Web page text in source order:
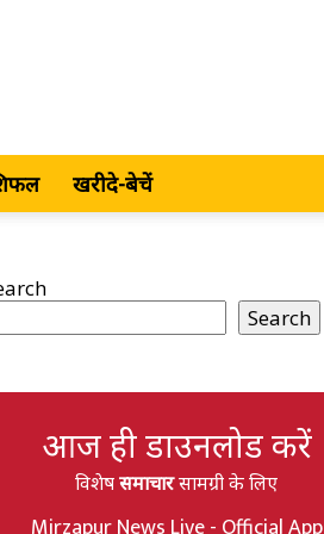
खरीदे-बेचें
Search
आज ही डाउनलोड करें
विशेषसमाचारसामग्री के लिए